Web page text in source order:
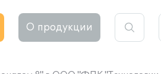
О продукции